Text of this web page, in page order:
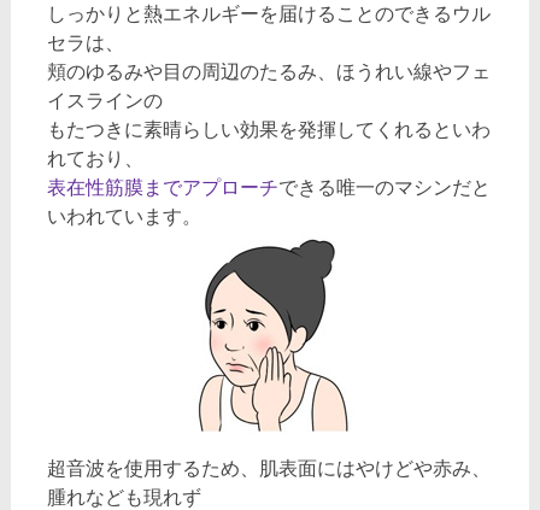
しっかりと熱エネルギーを届けることのできるウル
セラは、
頬のゆるみや目の周辺のたるみ、ほうれい線やフェ
イスラインの
もたつきに素晴らしい効果を発揮してくれるといわ
れており、
表在性筋膜までアプローチできる唯一のマシンだと
いわれています。
超音波を使用するため、肌表面にはやけどや赤み、
腫れなども現れず